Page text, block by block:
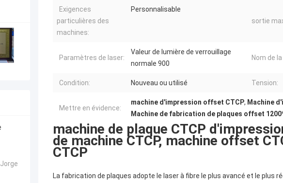
Exigences
particulières des
machines:
Personnalisable
sortie
Paramètres de laser:
Valeur de lumière de verrouillage
normale 900
Nom de
Condition: Nouveau ou utilisé Tension:
Mettre en évidence:
machine d'impression offset CTCP, Machine
Machine de fabrication de plaques offset
machine de plaque CTCP
de machine CTCP, machine offset
CTCP
La fabrication de plaques adopte le laser à fibre le plus avancé et le plus